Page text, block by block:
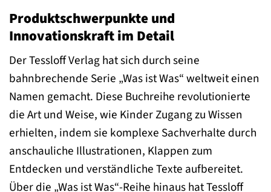
Produktschwerpunkte und
Innovationskraft im Detail
Der Tessloff Verlag hat sich durch seine
bahnbrechende Serie „Was ist Was“ weltweit einen
Namen gemacht. Diese Buchreihe revolutionierte
die Art und Weise, wie Kinder Zugang zu Wissen
erhielten, indem sie komplexe Sachverhalte durch
anschauliche Illustrationen, Klappen zum
Entdecken und verständliche Texte aufbereitet.
Über die „Was ist Was“-Reihe hinaus hat Tessloff